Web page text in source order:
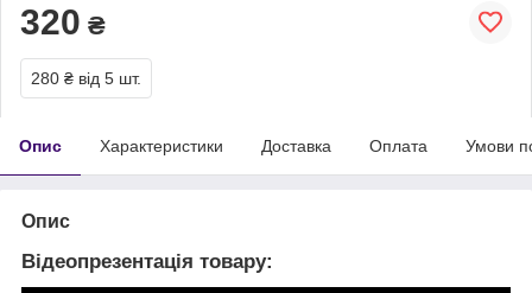
320 ₴
280 ₴ від 5 шт.
Опис Характеристики Доставка Оплата Умови
Опис
Відеопрезентація товару: